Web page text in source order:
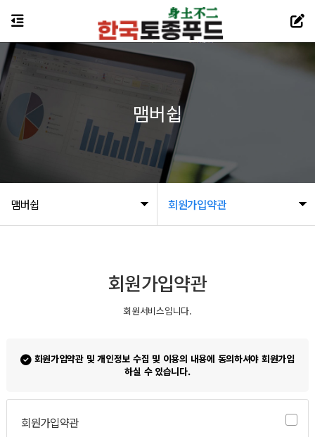
맴버쉽 회원가입약관
맴버쉽
회원가입약관
회원서비스입니다.
회원가입약관 및 개인정보 수집 및 이용의 내용에 동의하셔야 회원가입
하실 수 있습니다.
회원가입약관